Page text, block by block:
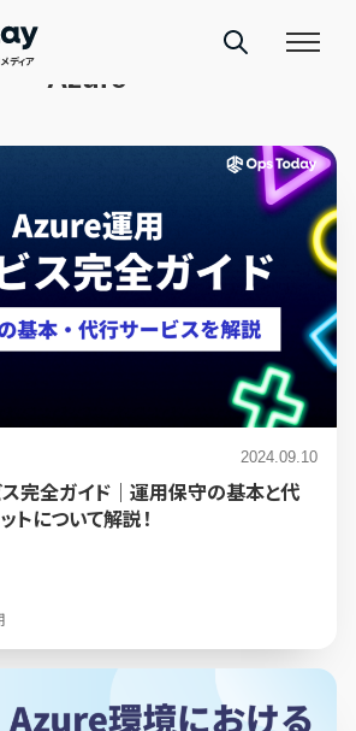
ディア Azure
2024.09.10
完全ガイド｜運用保守の基本と代
トについて解説！